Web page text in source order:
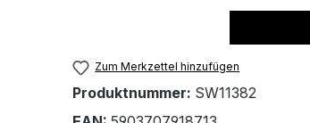
Zum Merkzettel hinzufügen
Produktnummer: SW11382